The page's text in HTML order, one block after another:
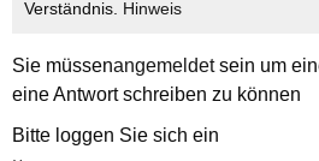
Verständnis. Hinweis
Sie müssenangemeldetsein um
eine Antwort schreiben zu können
Bitte loggen Sie sich ein